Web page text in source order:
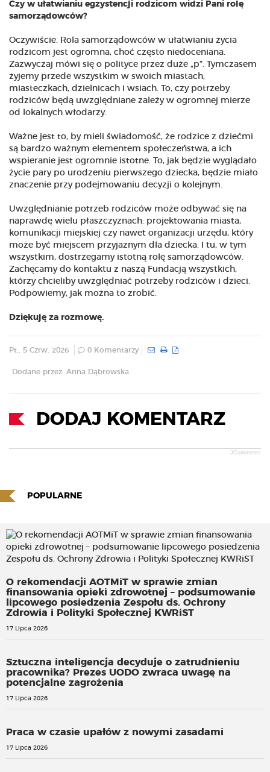
Czy w ułatwianiu egzystencji rodzicom widzi Pani rolę
samorządowców?
Oczywiście. Rola samorządowców w ułatwianiu życia
rodzicom jest ogromna, choć często niedoceniana.
Zazwyczaj mówi się o polityce przez duże „p”. Tymczasem
żyjemy przede wszystkim w swoich miastach,
miasteczkach, dzielnicach i wsiach. To, czy potrzeby
rodziców będą uwzględniane zależy w ogromnej mierze
od lokalnych włodarzy.
Ważne jest to, by mieli świadomość, że rodzice z dziećmi
są bardzo ważnym elementem społeczeństwa, a ich
wspieranie jest ogromnie istotne. To, jak będzie wyglądało
życie pary po urodzeniu pierwszego dziecka, będzie miało
znaczenie przy podejmowaniu decyzji o kolejnym.
Uwzględnianie potrzeb rodziców może odbywać się na
naprawdę wielu płaszczyznach: projektowania miasta,
komunikacji miejskiej czy nawet organizacji urzędu, który
może być miejscem przyjaznym dla dziecka. I tu, w tym
wszystkim, dostrzegamy istotną rolę samorządowców.
Zachęcamy do kontaktu z naszą Fundacją wszystkich,
którzy chcieliby uwzględniać potrzeby rodziców i dzieci.
Podpowiemy, jak można to zrobić.
Dziękuję za rozmowę.
Pt., 5 Czrw. 2026 0 Komentarzy
Dodane przez: Anna Dąbrowska
DODAJ KOMENTARZ
JComments
POPULARNE
O rekomendacji AOTMiT w sprawie zmian
finansowania opieki zdrowotnej – podsumowanie
lipcowego posiedzenia Zespołu ds. Ochrony
Zdrowia i Polityki Społecznej KWRiST
17 Lipca 2026
Sztuczna inteligencja decyduje o zatrudnieniu
pracownika? Prezes UODO zwraca uwagę na
potencjalne zagrożenia
17 Lipca 2026
Praca w czasie upałów z nowymi zasadami
17 Lipca 2026